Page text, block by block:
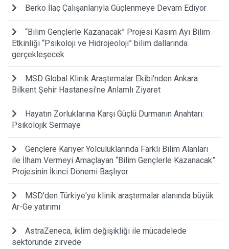
Berko İlaç Çalışanlarıyla Güçlenmeye Devam Ediyor
“Bilim Gençlerle Kazanacak” Projesi Kasım Ayı Bilim
Etkinliği “Psikoloji ve Hidrojeoloji” bilim dallarında
gerçekleşecek
MSD Global Klinik Araştırmalar Ekibi'nden Ankara
Bilkent Şehir Hastanesi'ne Anlamlı Ziyaret
Hayatın Zorluklarına Karşı Güçlü Durmanın Anahtarı:
Psikolojik Sermaye
Gençlere Kariyer Yolculuklarında Farklı Bilim Alanları
ile İlham Vermeyi Amaçlayan “Bilim Gençlerle Kazanacak”
Projesinin İkinci Dönemi Başlıyor
MSD'den Türkiye'ye klinik araştırmalar alanında büyük
Ar-Ge yatırımı
AstraZeneca, iklim değişikliği ile mücadelede
sektöründe zirvede